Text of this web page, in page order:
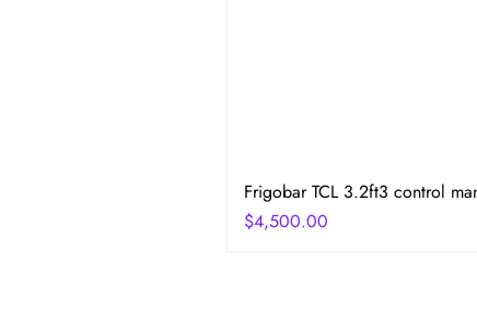
Frigobar TCL 3.2ft3 control
Precio
$4,500.00